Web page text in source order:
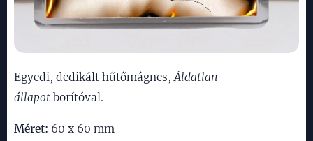
Egyedi, dedikált hűtőmágnes,Áldatlan
állapot borítóval.
Méret: 60 x 60 mm